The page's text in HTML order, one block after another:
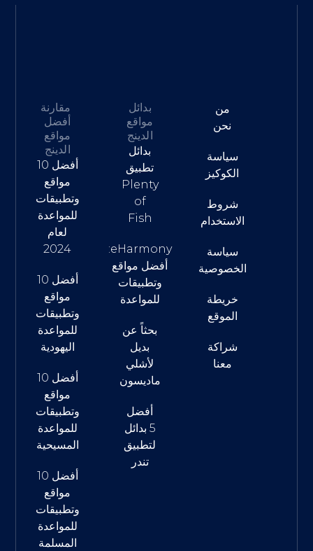
من
نحن
سياسة
الكوكيز
شروط
الاستخدام
سياسة
الخصوصية
خريطة
الموقع
شراكة
معنا
بدائل
مواقع
الدينج
بدائل
تطبيق
Plenty
of
Fish
eHarmony:
أفضل مواقع
وتطبيقات
للمواعدة
بحثاً عن
بديل
لأشلي
ماديسون
أفضل
5 بدائل
لتطبيق
تندر
مقارنة
أفضل
مواقع
الدينج
أفضل 10
مواقع
وتطبيقات
للمواعدة
لعام
2024
أفضل 10
مواقع
وتطبيقات
للمواعدة
اليهودية
أفضل 10
مواقع
وتطبيقات
للمواعدة
المسيحية
أفضل 10
مواقع
وتطبيقات
للمواعدة
المسلمة